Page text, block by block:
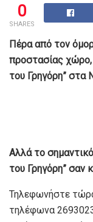
0
SHARES
Πέρα από τον
προστασίας χώρο,
του Γρηγόρη” στα
Αλλά το
του Γρηγόρη” σαν
Τηλεφωνήστε
τηλέφωνα